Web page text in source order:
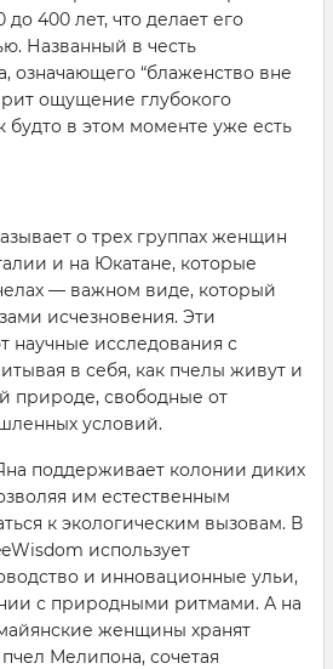
до 400 лет, что делает его
Названный в честь
означающего “блаженство вне
ощущение глубокого
будто в этом моменте уже есть
о трех группах женщин
и на Юкатане, которые
— важном виде, который
исчезновения. Эти
исследования с
в себя, как пчелы живут и
природе, свободные от
условий.
поддерживает колонии диких
им естественным
к экологическим вызовам. В
использует
и инновационные ульи,
с природными ритмами. А на
женщины хранят
Мелипона, сочетая